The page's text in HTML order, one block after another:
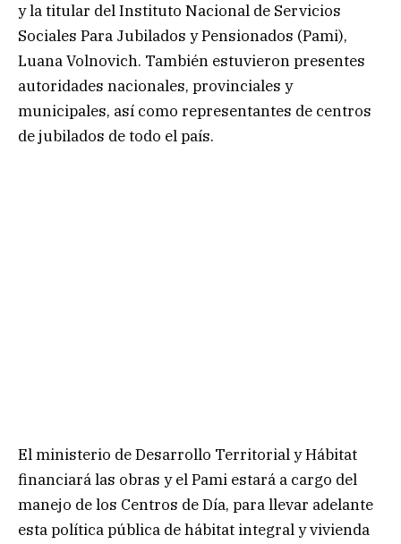
y la titular del Instituto Nacional de Servicios
Sociales Para Jubilados y Pensionados (Pami),
Luana Volnovich. También estuvieron presentes
autoridades nacionales, provinciales y
municipales, así como representantes de centros
de jubilados de todo el país.
El ministerio de Desarrollo Territorial y Hábitat
financiará las obras y el Pami estará a cargo del
manejo de los Centros de Día, para llevar adelante
esta política pública de hábitat integral y vivienda